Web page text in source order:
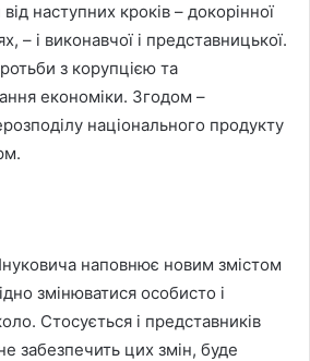
наступних кроків – докорінної
– і виконавчої і представницької.
з корупцією та
економіки. Згодом –
національного продукту
наповнює новим змістом
змінюватися особисто і
Стосується і представників
забезпечить цих змін, буде